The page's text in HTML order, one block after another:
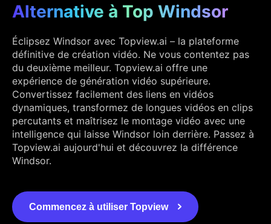
Alternative à Top Windsor
Éclipsez Windsor avec Topview.ai – la plateforme
définitive de création vidéo. Ne vous contentez pas
du deuxième meilleur. Topview.ai offre une
expérience de génération vidéo supérieure.
Convertissez facilement des liens en vidéos
dynamiques, transformez de longues vidéos en clips
percutants et maîtrisez le montage vidéo avec une
intelligence qui laisse Windsor loin derrière. Passez à
Topview.ai aujourd'hui et découvrez la différence
Windsor.
Commencez à utiliser Topview